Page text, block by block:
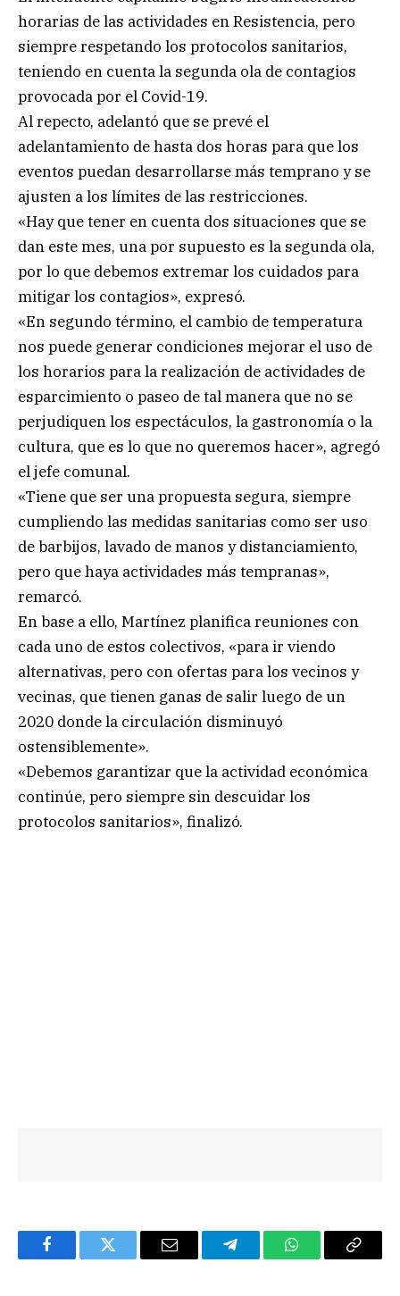
horarias de las actividades en Resistencia, pero
siempre respetando los protocolos sanitarios,
teniendo en cuenta la segunda ola de contagios
provocada por el Covid-19.
Al repecto, adelantó que se prevé el
adelantamiento de hasta dos horas para que los
eventos puedan desarrollarse más temprano y se
ajusten a los límites de las restricciones.
«Hay que tener en cuenta dos situaciones que se
dan este mes, una por supuesto es la segunda ola,
por lo que debemos extremar los cuidados para
mitigar los contagios», expresó.
«En segundo término, el cambio de temperatura
nos puede generar condiciones mejorar el uso de
los horarios para la realización de actividades de
esparcimiento o paseo de tal manera que no se
perjudiquen los espectáculos, la gastronomía o la
cultura, que es lo que no queremos hacer», agregó
el jefe comunal.
«Tiene que ser una propuesta segura, siempre
cumpliendo las medidas sanitarias como ser uso
de barbijos, lavado de manos y distanciamiento,
pero que haya actividades más tempranas»,
remarcó.
En base a ello, Martínez planifica reuniones con
cada uno de estos colectivos, «para ir viendo
alternativas, pero con ofertas para los vecinos y
vecinas, que tienen ganas de salir luego de un
2020 donde la circulación disminuyó
ostensiblemente».
«Debemos garantizar que la actividad económica
continúe, pero siempre sin descuidar los
protocolos sanitarios», finalizó.
FacebookTwitter Email TelegramWhatsAppCopy